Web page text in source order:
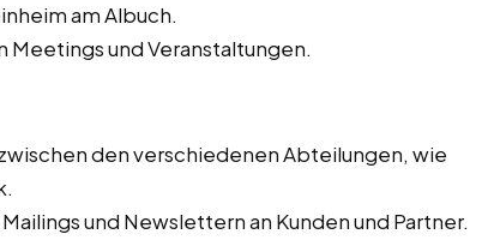
am Albuch.
Meetings und Veranstaltungen.
den verschiedenen Abteilungen, wie
und Newslettern an Kunden und Partner.